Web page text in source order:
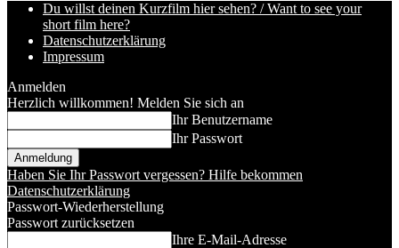
Du willst deinen Kurzfilm hier sehen? / Want to see your
short film here?
Datenschutzerklärung
Impressum
Anmelden
Herzlich willkommen! Melden Sie sich an
Ihr Benutzername
Ihr Passwort
Haben Sie Ihr Passwort vergessen? Hilfe bekommen
Datenschutzerklärung
Passwort-Wiederherstellung
Passwort zurücksetzen
Ihre E-Mail-Adresse